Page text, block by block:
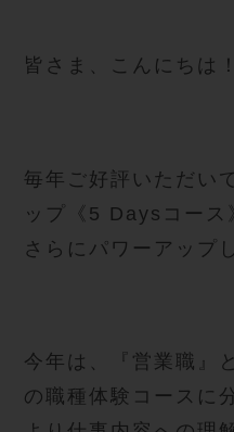
皆さま、こんにちは
毎年ご好評いただい
ップ《5 Daysコース
さらにパワーアップ
今年は、『営業職』
の職種体験コースに